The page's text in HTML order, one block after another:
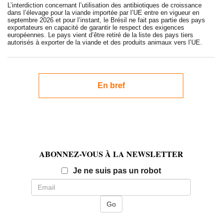
L’interdiction concernant l’utilisation des antibiotiques de croissance
dans l’élevage pour la viande importée par l’UE entre en vigueur en
septembre 2026 et pour l’instant, le Brésil ne fait pas partie des pays
exportateurs en capacité de garantir le respect des exigences
européennes. Le pays vient d’être retiré de la liste des pays tiers
autorisés à exporter de la viande et des produits animaux vers l’UE.
En bref
ABONNEZ-VOUS À LA NEWSLETTER
Je ne suis pas un robotEmail